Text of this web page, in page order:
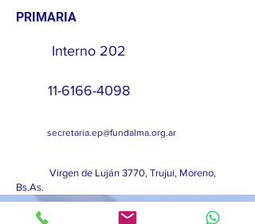
PRIMARIA
Interno 202
11-6166-4098
secretaria.ep@fundalma.org.ar
Virgen de Luján 3770, Trujui, Moreno,
Bs.As.